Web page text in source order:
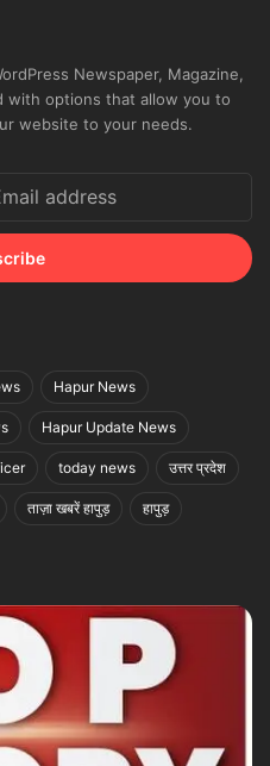
Newspaper, Magazine,
with options that allow you to
website to your needs.
Hapur News
Hapur Update News
today news उत्तर प्रदेश
ताज़ा खबरें हापुड़ हापुड़